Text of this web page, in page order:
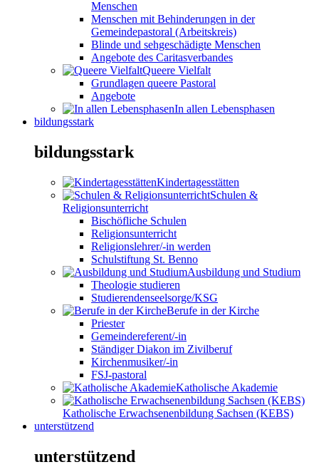
Menschen
Menschen mit Behinderungen in der
Gemeindepastoral (Arbeitskreis)
Blinde und sehgeschädigte Menschen
Angebote des Caritasverbandes
Queere Vielfalt
Grundlagen queere Pastoral
Angebote
In allen Lebensphasen
bildungsstark
bildungsstark
Kindertagesstätten
Schulen &
Religionsunterricht
Bischöfliche Schulen
Religionsunterricht
Religionslehrer/-in werden
Schulstiftung St. Benno
Ausbildung und Studium
Theologie studieren
Studierendenseelsorge/KSG
Berufe in der Kirche
Priester
Gemeindereferent/-in
Ständiger Diakon im Zivilberuf
Kirchenmusiker/-in
FSJ-pastoral
Katholische Akademie
Katholische Erwachsenenbildung Sachsen (KEBS)
unterstützend
unterstützend